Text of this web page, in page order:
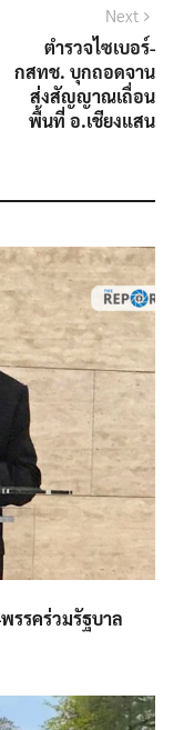
Next
post:
ตำรวจไซเบอร์-
กสทช. บุกถอดจาน
ส่งสัญญาณเถื่อน
พื้นที่ อ.เชียงแสน
รรคร่วมรัฐบาล